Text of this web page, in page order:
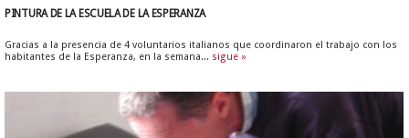
PINTURA DE LA ESCUELA DE LA ESPERANZA
Gracias a la presencia de 4 voluntarios italianos que coordinaron el trabajo con los
habitantes de la Esperanza, en la semana... sigue »